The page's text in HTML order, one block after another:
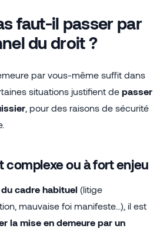
faut-il passer par
du droit ?
par vous-même suffit dans
situations justifient de passer
, pour des raisons de sécurité
complexe ou à fort enjeu
cadre habituel (litige
mauvaise foi manifeste…), il est
la mise en demeure par un